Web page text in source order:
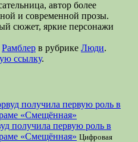
автор более
и современной прозы.
сюжет, яркие персонажи
Рамблер в рубрике Люди.
ссылку.
получила первую роль в
«Смещённая» Цифровая